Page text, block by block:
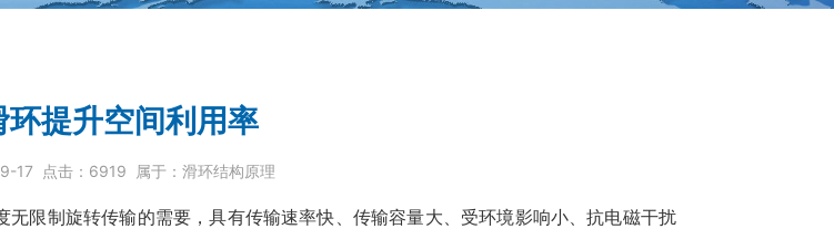
环提升空间利用率
17 点击： 6919 属于： 滑环结构原理
限制旋转传输的需要，具有传输速率快、传输容量大、受环境影响小、抗电磁干扰